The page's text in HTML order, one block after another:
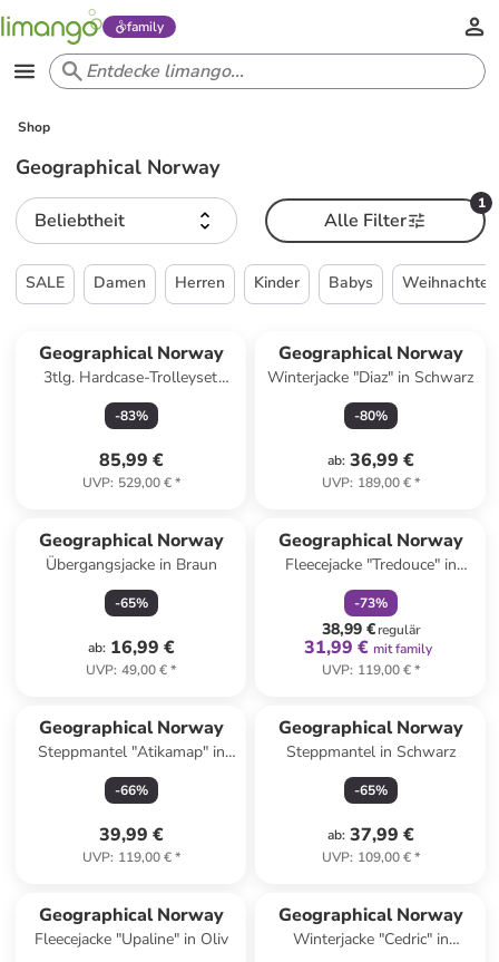
family
Shop
Geographical Norway
Beliebtheit
1
Alle Filter
SALE Damen Herren Kinder Babys Weihnachten
Geographical Norway
3tlg. Hardcase-Trolleyset
"Sillo" in Hellblau
-83%
85,99 €
UVP: 529,00 €*
Geographical Norway
Winterjacke "Diaz" in Schwarz
-80%
ab: 36,99 €
UVP: 189,00 €*
Geographical Norway
Übergangsjacke in Braun
-65%
ab: 16,99 €
UVP: 49,00 €*
Geographical Norway
Fleecejacke "Tredouce" in
Creme
-73%
38,99 €regulär
31,99 € mit family
UVP: 119,00 €*
Geographical Norway
Steppmantel "Atikamap" in
Creme
-66%
39,99 €
UVP: 119,00 €*
Geographical Norway
Steppmantel in Schwarz
-65%
ab: 37,99 €
UVP: 109,00 €*
Geographical Norway
Fleecejacke "Upaline" in Oliv
Geographical Norway
Winterjacke "Cedric" in